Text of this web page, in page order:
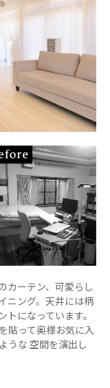
カーテン、可愛らし
ニング。天井には柄
になっています。
貼って奥様お気に入
うな 空間を演出し